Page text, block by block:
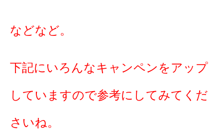
などなど。
下記にいろんなキャンペンをアップ
していますので参考にしてみてくだ
さいね。